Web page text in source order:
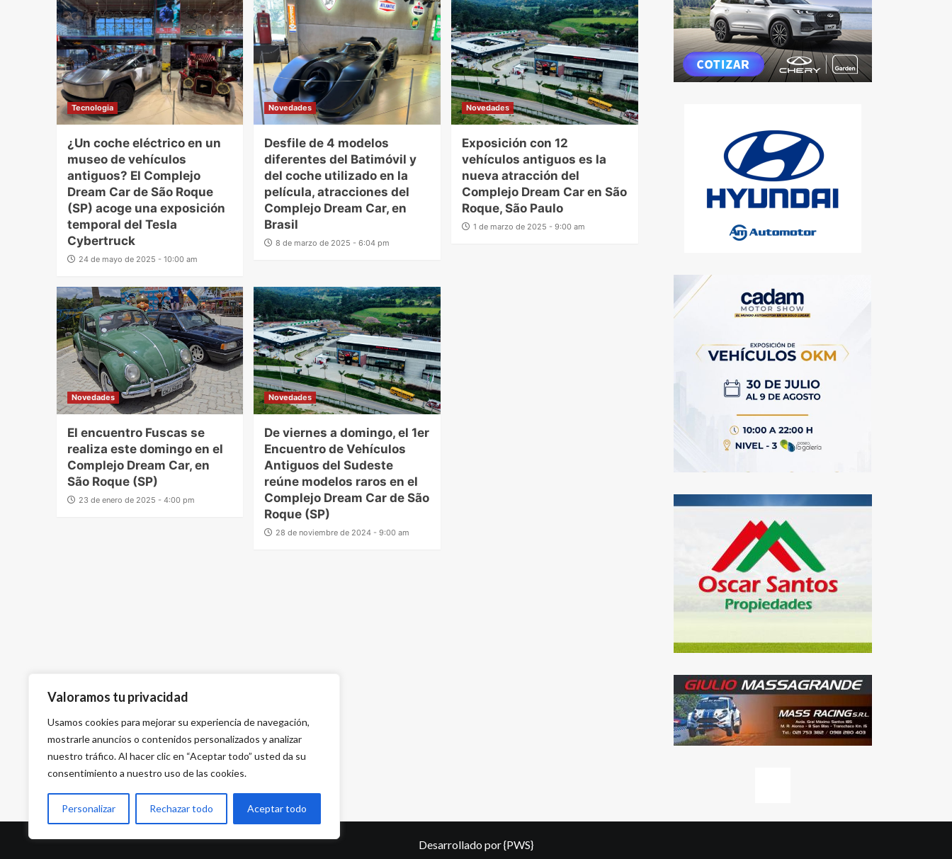
Valoramos tu privacidad
Usamos cookies para mejorar su experiencia de navegación,
mostrarle anuncios o contenidos personalizados y analizar
nuestro tráfico. Al hacer clic en “Aceptar todo” usted da su
consentimiento a nuestro uso de las cookies.
Personalizar Rechazar todo Aceptar todo
Tecnologia
¿Un coche eléctrico en un
museo de vehículos
antiguos? El Complejo
Dream Car de São Roque
(SP) acoge una exposición
temporal del Tesla
Cybertruck
24 de mayo de 2025 - 10:00 am
Novedades
Desfile de 4 modelos
diferentes del Batimóvil y
del coche utilizado en la
película, atracciones del
Complejo Dream Car, en
Brasil
8 de marzo de 2025 - 6:04 pm
Novedades
Exposición con 12
vehículos antiguos es la
nueva atracción del
Complejo Dream Car en São
Roque, São Paulo
1 de marzo de 2025 - 9:00 am
Novedades
El encuentro Fuscas se
realiza este domingo en el
Complejo Dream Car, en
São Roque (SP)
23 de enero de 2025 - 4:00 pm
Novedades
De viernes a domingo, el 1er
Encuentro de Vehículos
Antiguos del Sudeste
reúne modelos raros en el
Complejo Dream Car de São
Roque (SP)
28 de noviembre de 2024 - 9:00 am
Desarrollado por{PWS}